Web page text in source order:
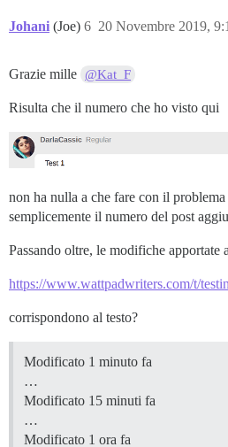
Johani (Joe) 20 Novembre 2019,
6
Grazie mille @Kat_F
Risulta che il numero che ho visto qui
non ha nulla a che fare con il
semplicemente il numero del post
Passando oltre, le modifiche apportate
https://www.wattpadwriters.com/t/
corrispondono al testo?
Modificato 1 minuto fa
…
Modificato 15 minuti fa
…
Modificato 1 ora fa